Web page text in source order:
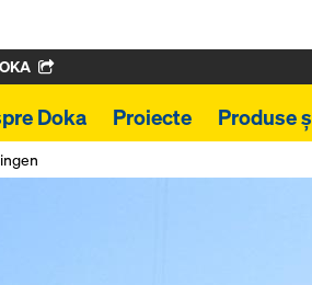
Doka Proiecte Produse